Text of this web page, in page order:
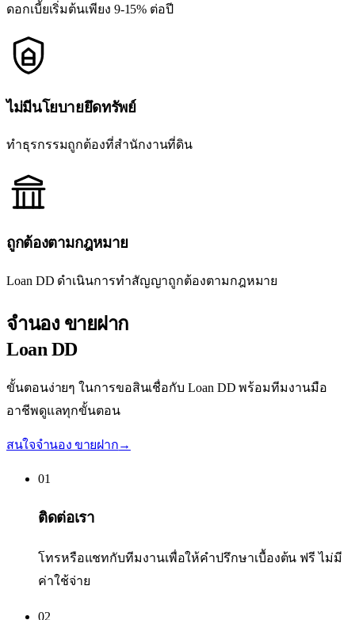
ดอกเบี้ยเริ่มต้นเพียง 9-15% ต่อปี
ไม่มีนโยบายยึดทรัพย์
ทำธุรกรรมถูกต้องที่สำนักงานที่ดิน
ถูกต้องตามกฎหมาย
Loan DD ดำเนินการทำสัญญาถูกต้องตามกฎหมาย
จำนอง ขายฝาก
Loan DD
ขั้นตอนง่ายๆ ในการขอสินเชื่อกับ Loan DD พร้อมทีมงานมือ
อาชีพดูแลทุกขั้นตอน
สนใจจำนอง ขายฝาก→
01
ติดต่อเรา
โทรหรือแชทกับทีมงานเพื่อให้คำปรึกษาเบื้องต้น ฟรี ไม่มี
ค่าใช้จ่าย
02